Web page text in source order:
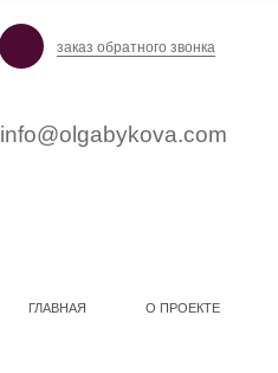
заказ обратного звонка
info@olgabykova.com
ГЛАВНАЯ О ПРОЕКТЕ